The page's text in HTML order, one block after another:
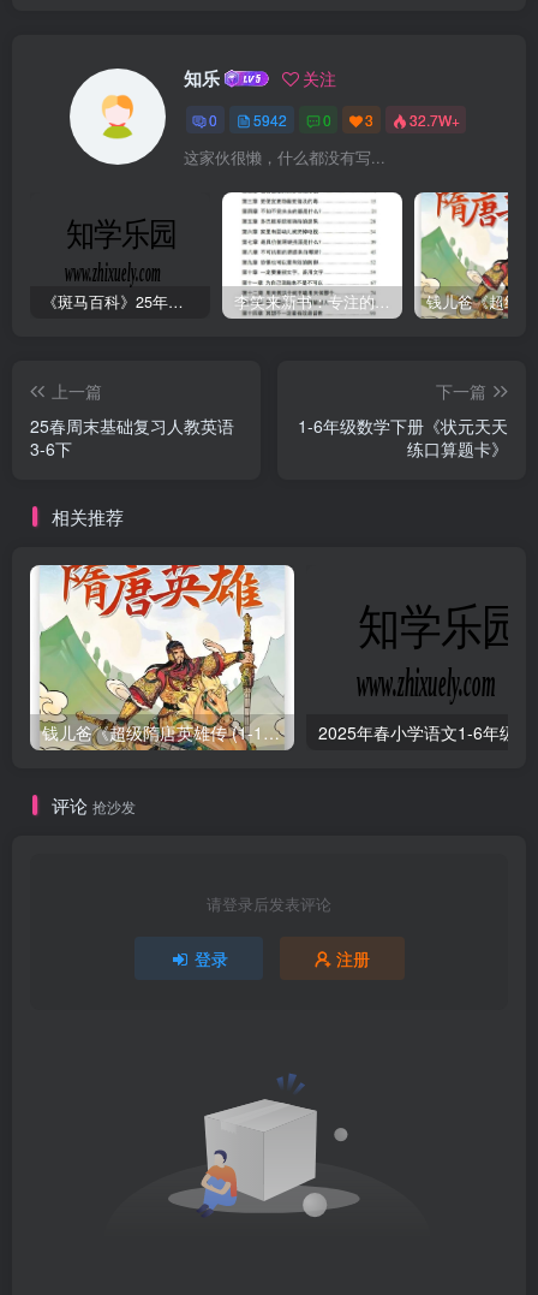
知乐 关注
0 5942 0 3 32.7W+
这家伙很懒，什么都没有写...
《斑马百科》25年最新30科全套高清视频 李笑来新书：专注的真相 [PDF]
上一篇
25春周末基础复习人教英语
3-6下
下一篇
1-6年级数学下册《状元天天
练口算题卡》
相关推荐
钱儿爸《超级隋唐英雄传 (1-10季) +超级隋唐英雄后传 (1-4季）
评论 抢沙发
请登录后发表评论
登录 注册